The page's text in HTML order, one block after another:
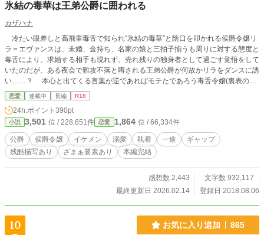
氷結の毒華は王弟公爵に囲われる
カザハナ
冷たい眼差しと高飛車毒舌で知られ“氷結の毒華”と陰口を叩かれる侯爵令嬢リ
ラ＝エヴァンスは、未婚、金持ち、名家の娘と三拍子揃うも周りに対する態度と
毒舌により、求婚する相手も現れず、売れ残りの独身者として過ごす覚悟をして
いたのだが、ある夜会で難攻不落と噂される王弟公爵が何故かリラをダンスに誘
い……？ 本心と出てくる言葉が逆であればモテたであろう毒舌令嬢(裏表のギ
ャップあり)と、他人に興味を持てなかった超絶美貌な王弟公爵の攻防戦。 ※不
定期更新です。 ※一話が1000字前後にしてます。 ※エドワルド(王弟公爵)が暴
走してきた為、R18に引き上げて、短編から長編に切り替えます～(〃ω〃)♪
性描写もあるので苦手な方はご注意をΣ(￣ロ￣lll)!!ただし、本番はまだまだ先に
なる予定です♪ 感想コメントに、ちょっとした裏話等含む返答を面白おかし
く？真面目に楽しく書いていますので、そちらも楽しめると思います(笑) どう
ぞ覗いて見て下さいな(〃ω〃)✨ ※皆様のお陰で8/8にホットで8位、恋愛で9位
ンクイン～( 〃▽〃)皆様有難う御座います～ε=ε=(ノ≧∇≦）ノ ※本編は2/26で完
結しました。次は後日談に入ります～(≧▽≦)♪ ※恋愛小説大賞で５位を獲得致し
～(((o(≧▽≦)o)))🎵
恋愛 連載中 長編 R18
24h.ポイント 390pt
小説 3,501 位 / 228,651件 恋愛 1,864 位 / 66,334件
公爵 侯爵令嬢 イケメン 溺愛 執着 一途
ギャップ
残酷描写あり
ざまぁ要素あり 本編完結
感想数 2,443
文字数 932,117
最終更新日 2026.02.14
登録日 2018.08.06
10 お気に入り追加 865